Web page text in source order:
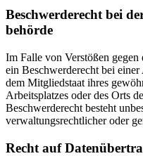
Beschwerde­recht bei
behörde
Im Falle von Verstößen
ein Beschwerderecht bei
dem Mitgliedstaat ihres
Arbeitsplatzes oder des Orts
Beschwerderecht besteht
verwaltungsrechtlicher oder
Recht auf